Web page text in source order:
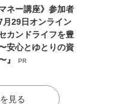
ネー講座》参加者
月29日オンライン
カンドライフを豊
安心とゆとりの資
』
PR
見る